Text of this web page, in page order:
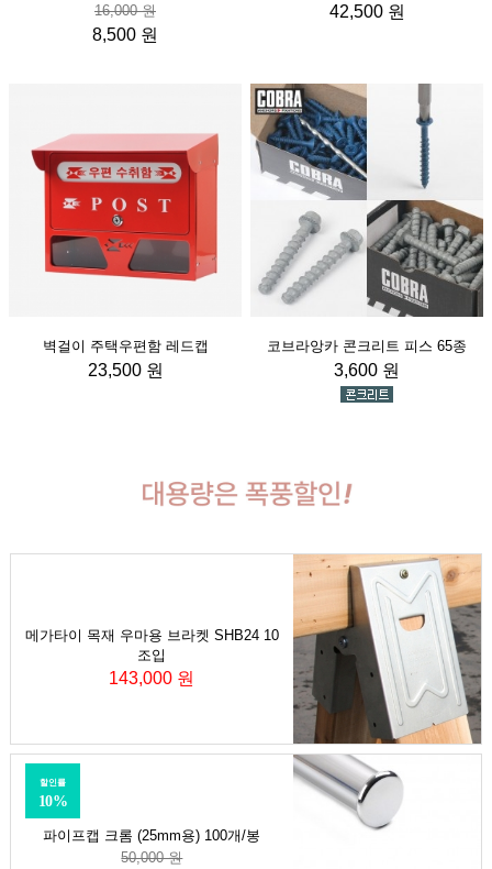
16,000 원
8,500 원
42,500 원
벽걸이 주택우편함 레드캡
23,500 원
코브라앙카 콘크리트 피스 65종
3,600 원
메가타이 목재 우마용 브라켓 SHB24 10
조입
143,000 원
파이프캡 크롬 (25mm용) 100개/봉
할인률
10%
50,000 원